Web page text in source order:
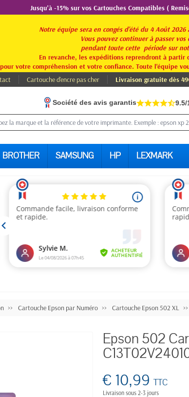
Jusqu'à -15% sur vos Cartouches Compatibles (
Notre équipe sera en congés d'été du 4 Août 2026
Vous pouvez continuer à passer vos
pendant toute cette période sur
En revanche, les expéditions reprendront à partir
votre compréhension et votre confiance. Toute l'équipe
Cartouche d'encre pas cher Livraison gratuite dès
Société des avis garantis 9.5/
BROTHER SAMSUNG HP LEXMARK
Cartouche Epson par Numéro Cartouche Epson 502 XL
Epson 502
€ 10,99TTC
Livraison sous 2-3 jours